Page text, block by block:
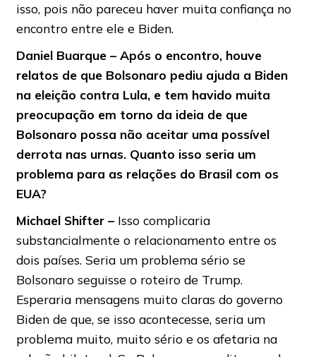
isso, pois não pareceu haver muita confiança no
encontro entre ele e Biden.
Daniel Buarque – Após o encontro, houve
relatos de que Bolsonaro pediu ajuda a Biden
na eleição contra Lula, e tem havido muita
preocupação em torno da ideia de que
Bolsonaro possa não aceitar uma possível
derrota nas urnas. Quanto isso seria um
problema para as relações do Brasil com os
EUA?
Michael Shifter – Isso complicaria
substancialmente o relacionamento entre os
dois países. Seria um problema sério se
Bolsonaro seguisse o roteiro de Trump.
Esperaria mensagens muito claras do governo
Biden de que, se isso acontecesse, seria um
problema muito, muito sério e os afetaria na